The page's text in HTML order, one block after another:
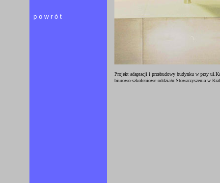
powrót
Projekt adaptacji i przebudowy budynku w przy
biurowo-szkoleniowe oddziału Stowarzyszenia w